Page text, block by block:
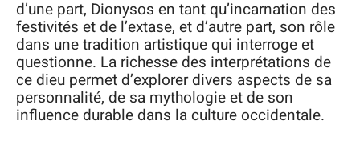
d’une part, Dionysos en tant qu’incarnation des
festivités et de l’extase, et d’autre part, son rôle
dans une tradition artistique qui interroge et
questionne. La richesse des interprétations de
ce dieu permet d’explorer divers aspects de sa
personnalité, de sa mythologie et de son
influence durable dans la culture occidentale.